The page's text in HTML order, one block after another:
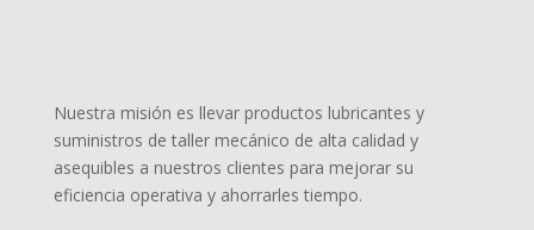
Nuestra misión es llevar productos lubricantes y
suministros de taller mecánico de alta calidad y
asequibles a nuestros clientes para mejorar su
eficiencia operativa y ahorrarles tiempo.